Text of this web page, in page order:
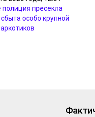
полиция пресекла
особо крупной